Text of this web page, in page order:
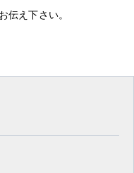
伝え下さい。